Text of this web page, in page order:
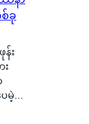
ခု
န်း
ေမဲ့…